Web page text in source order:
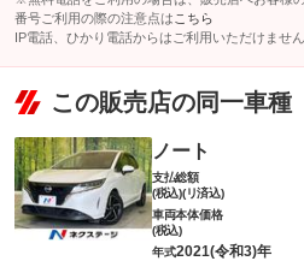
番号ご利用の際の注意点は こちら
IP電話、ひかり電話からはご利用いただけません
この販売店の同一車種
ノート
支払総額
(税込)(リ済込)
車両本体価格
(税込)
年式2021(令和3)年